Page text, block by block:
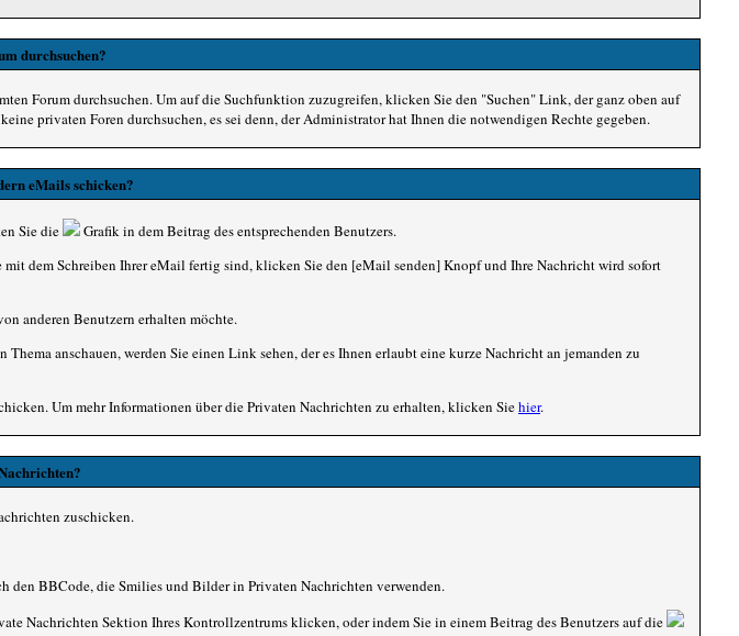
durchsuchen?
Forum durchsuchen. Um auf die Suchfunktion zuzugreifen, klicken Sie den "Suchen" Link, der ganz oben auf
privaten Foren durchsuchen, es sei denn, der Administrator hat Ihnen die notwendigen Rechte gegeben.
eMails schicken?
Sie die
Grafik in dem Beitrag des entsprechenden Benutzers.
dem Schreiben Ihrer eMail fertig sind, klicken Sie den [eMail senden] Knopf und Ihre Nachricht wird sofort
anderen Benutzern erhalten möchte.
anschauen, werden Sie einen Link sehen, der es Ihnen erlaubt eine kurze Nachricht an jemanden zu
Um mehr Informationen über die Privaten Nachrichten zu erhalten, klicken Siehier.
zuschicken.
den BBCode, die Smilies und Bilder in Privaten Nachrichten verwenden.
Nachrichten Sektion Ihres Kontrollzentrums klicken, oder indem Sie in einem Beitrag des Benutzers auf die